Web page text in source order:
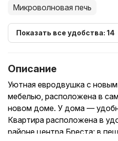
Микроволновая печь
Показать все удобства: 14
Описание
Уютная евродвушка с
мебелью, расположена в
новом доме. У дома —
Квартира расположена в
районе центра Бреста: в